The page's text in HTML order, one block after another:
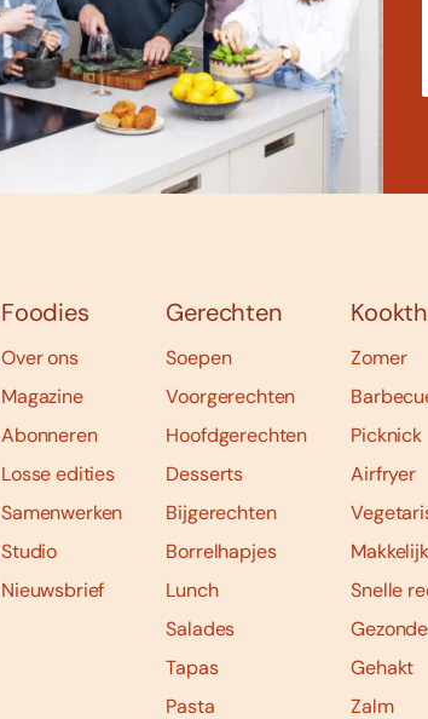
Foodies
Over ons
Magazine
Abonneren
Losse edities
Samenwerken
Studio
Nieuwsbrief
Gerechten
Soepen
Voorgerechten
Hoofdgerechten
Desserts
Bijgerechten
Borrelhapjes
Lunch
Salades
Tapas
Pasta
Zomer
Picknick
Airfryer
Snelle
Gehakt
Zalm